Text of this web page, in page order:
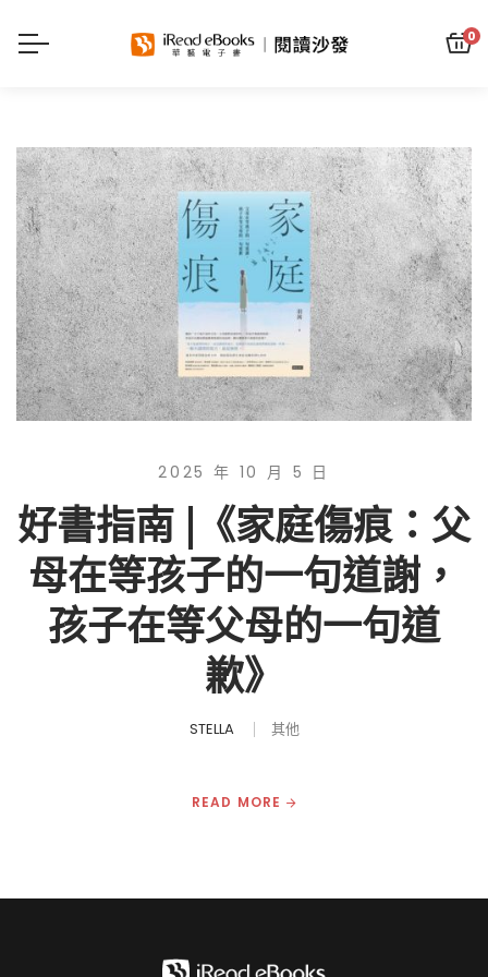
0
2025 年 10 月 5 日
好書指南 |《家庭傷痕：父
母在等孩子的一句道謝，
孩子在等父母的一句道
歉》
STELLA 其他
READ MORE